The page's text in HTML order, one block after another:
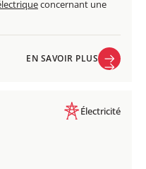
concernant une
EN SAVOIR PLUS
Électricité